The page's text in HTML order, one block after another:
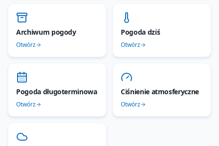
Archiwum pogody
Otwórz
Pogoda dziś
Otwórz
Pogoda długoterminowa
Otwórz
Ciśnienie atmosferyczne
Otwórz